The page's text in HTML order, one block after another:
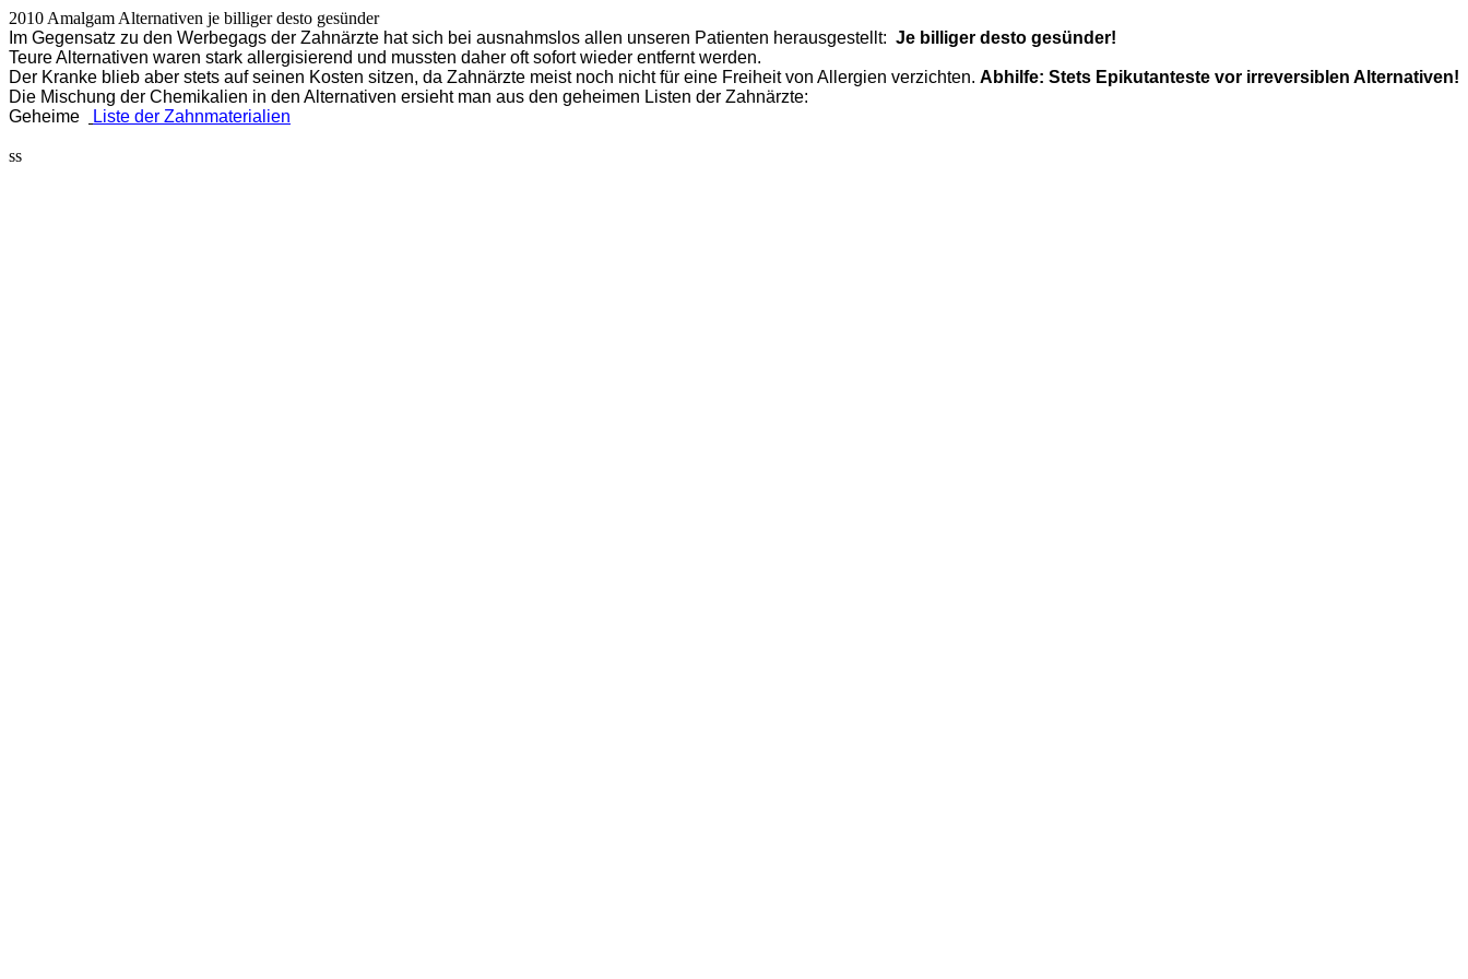
2010 Amalgam Alternativen je billiger desto gesünder
Im Gegensatz zu den Werbegags der Zahnärzte hat sich bei ausnahmslos allen unseren Patienten herausgestellt: Je billiger desto gesünder!
Teure Alternativen waren stark allergisierend und mussten daher oft sofort wieder entfernt werden.
Der Kranke blieb aber stets auf seinen Kosten sitzen, da Zahnärzte meist noch nicht für eine Freiheit von Allergien verzichten. Abhilfe: Stets Epikutanteste vor irreversiblen Alternativen!
Die Mischung der Chemikalien in den Alternativen ersieht man aus den geheimen Listen der Zahnärzte:
Geheime
Liste der Zahnmaterialien
ss